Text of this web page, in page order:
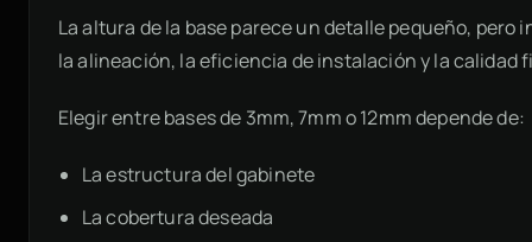
La altura de la base parece un detalle pequeño,
la alineación, la eficiencia de instalación y la calidad
Elegir entre bases de 3mm, 7mm o 12mm depende de:
La estructura del gabinete
La cobertura deseada